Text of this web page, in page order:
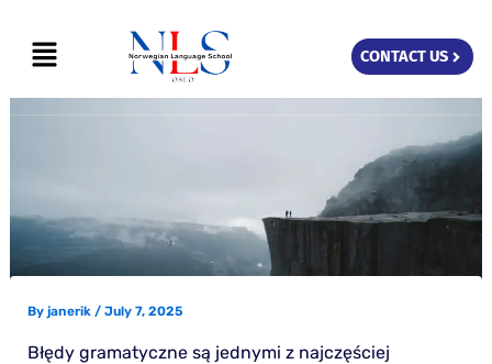
content
Menu CONTACT US
By janerik / July 7, 2025
Błędy gramatyczne są jednymi z najczęściej